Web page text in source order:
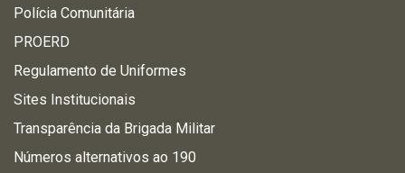
Polícia Comunitária
PROERD
Regulamento de Uniformes
Sites Institucionais
Transparência da Brigada Militar
Números alternativos ao 190